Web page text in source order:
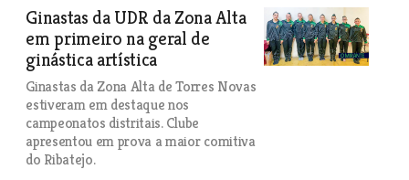
Ginastas da UDR da Zona Alta
em primeiro na geral de
ginástica artística
Ginastas da Zona Alta de Torres Novas
estiveram em destaque nos
campeonatos distritais. Clube
apresentou em prova a maior comitiva
do Ribatejo.